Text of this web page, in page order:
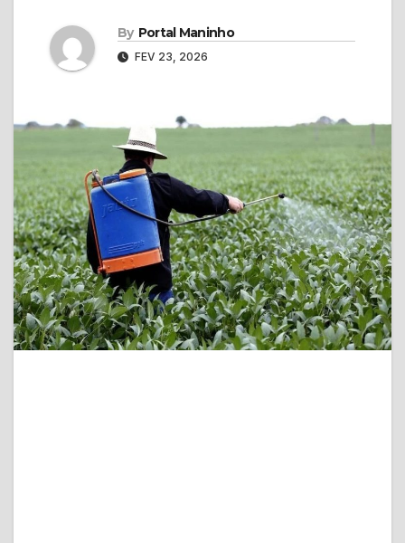
By Portal Maninho
FEV 23, 2026